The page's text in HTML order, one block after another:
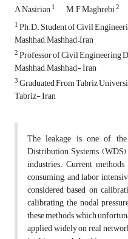
A Nasirian1 M.‌F Maghrebi2
1Ph.D. Student of Civil
Mashhad, Mashhad –Iran
2Professor of Civil Engineering
Mashhad, Mashhad- Iran
3Graduated From Tabriz
Tabriz- Iran
The leakage is one of
Distribution Systems
industries. Current
consuming, and labor
considered based on
calibrating the nodal
these methods which
applied widely on real